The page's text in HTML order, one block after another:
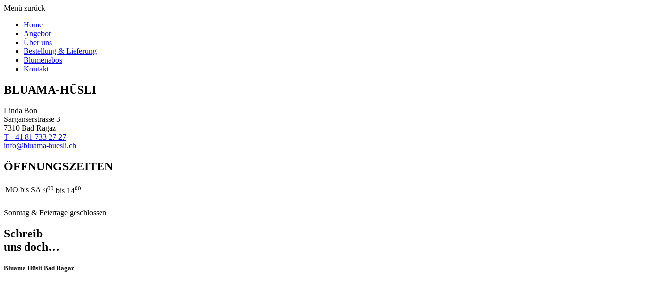
Menü zurück
Home
Angebot
Über uns
Bestellung & Lieferung
Blumenabos
Kontakt
BLUAMA-HÜSLI
Linda Bon
Sarganserstrasse 3
7310 Bad Ragaz
T +41 81 733 27 27
info@bluama-huesli.ch
ÖFFNUNGSZEITEN
MO bis SA 900 bis 1400
Sonntag & Feiertage geschlossen
Schreib
uns doch…
Bluama Hüsli Bad Ragaz